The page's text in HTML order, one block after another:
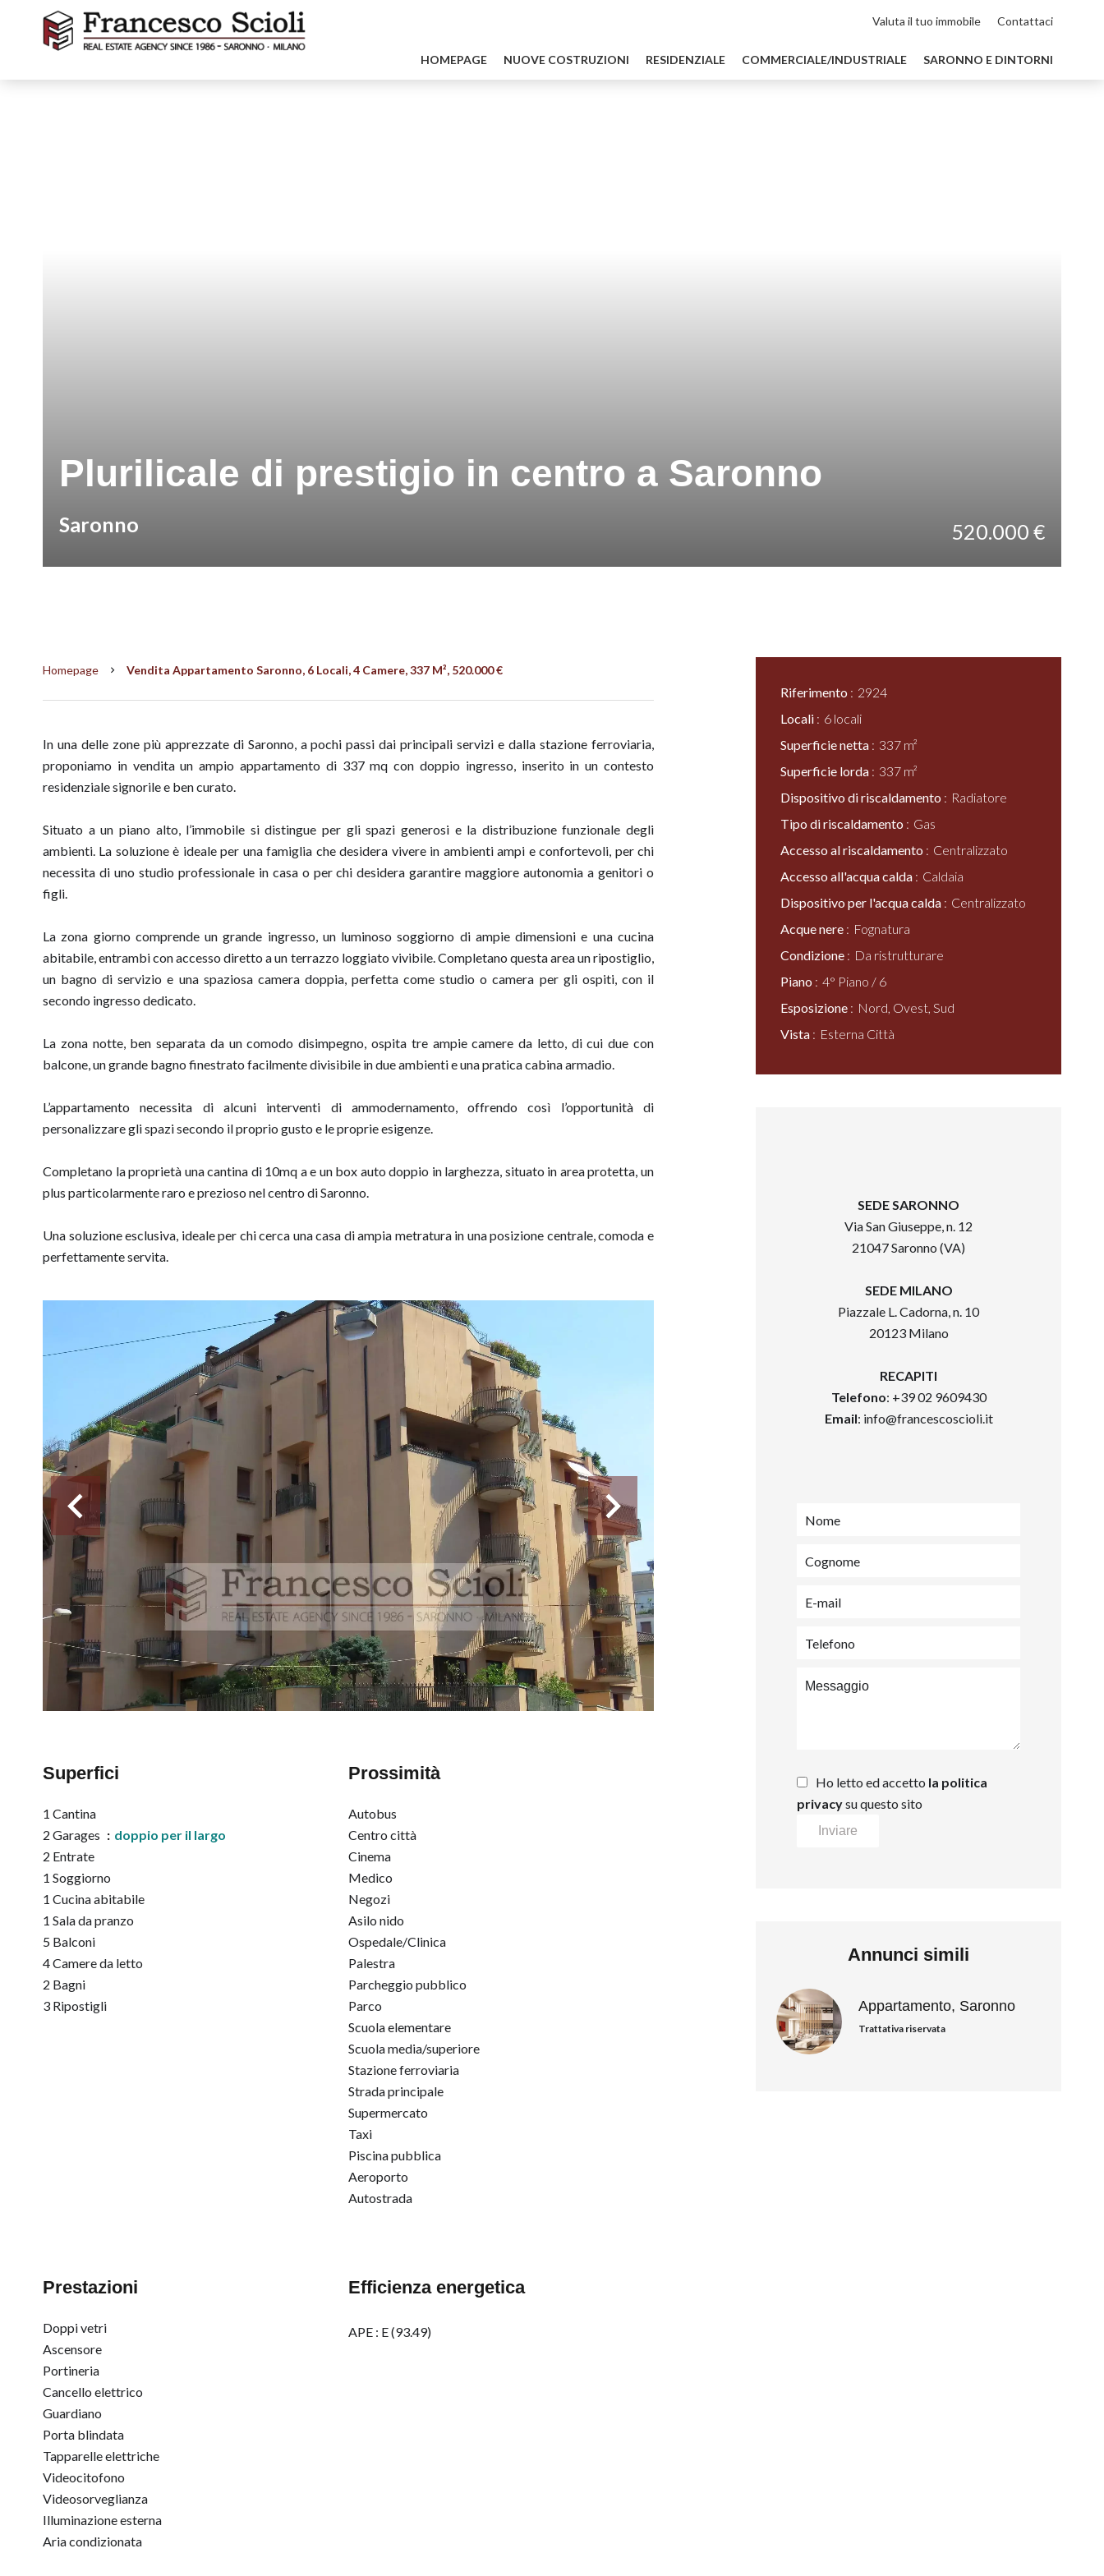
Valuta il tuo immobile Contattaci
HOMEPAGE NUOVE COSTRUZIONI RESIDENZIALE COMMERCIALE/INDUSTRIALE SARONNO E DINTORNI
Plurilicale di prestigio in centro a Saronno
Saronno 520.000 €
Homepage Vendita Appartamento Saronno, 6 Locali, 4 Camere, 337 M², 520.000 €
In una delle zone più apprezzate di Saronno, a pochi passi dai principali servizi e dalla stazione ferroviaria,
proponiamo in vendita un ampio appartamento di 337 mq con doppio ingresso, inserito in un contesto
residenziale signorile e ben curato.
Situato a un piano alto, l’immobile si distingue per gli spazi generosi e la distribuzione funzionale degli
ambienti. La soluzione è ideale per una famiglia che desidera vivere in ambienti ampi e confortevoli, per chi
necessita di uno studio professionale in casa o per chi desidera garantire maggiore autonomia a genitori o
figli.
La zona giorno comprende un grande ingresso, un luminoso soggiorno di ampie dimensioni e una cucina
abitabile, entrambi con accesso diretto a un terrazzo loggiato vivibile. Completano questa area un ripostiglio,
un bagno di servizio e una spaziosa camera doppia, perfetta come studio o camera per gli ospiti, con il
secondo ingresso dedicato.
La zona notte, ben separata da un comodo disimpegno, ospita tre ampie camere da letto, di cui due con
balcone, un grande bagno finestrato facilmente divisibile in due ambienti e una pratica cabina armadio.
L’appartamento necessita di alcuni interventi di ammodernamento, offrendo così l’opportunità di
personalizzare gli spazi secondo il proprio gusto e le proprie esigenze.
Completano la proprietà una cantina di 10mq a e un box auto doppio in larghezza, situato in area protetta, un
plus particolarmente raro e prezioso nel centro di Saronno.
Una soluzione esclusiva, ideale per chi cerca una casa di ampia metratura in una posizione centrale, comoda e
perfettamente servita.
Superfici
1 Cantina
2 Garages
doppio per il largo
2 Entrate
1 Soggiorno
1 Cucina abitabile
1 Sala da pranzo
5 Balconi
4 Camere da letto
2 Bagni
3 Ripostigli
Prossimità
Autobus
Centro città
Cinema
Medico
Negozi
Asilo nido
Ospedale/Clinica
Palestra
Parcheggio pubblico
Parco
Scuola elementare
Scuola media/superiore
Stazione ferroviaria
Strada principale
Supermercato
Taxi
Piscina pubblica
Aeroporto
Autostrada
Prestazioni
Doppi vetri
Ascensore
Portineria
Cancello elettrico
Guardiano
Porta blindata
Tapparelle elettriche
Videocitofono
Videosorveglianza
Illuminazione esterna
Aria condizionata
Efficienza energetica
APE : E (93.49)
Riferimento
2924
Locali
6 locali
Superficie netta
337 m²
Superficie lorda
337 m²
Dispositivo di riscaldamento
Radiatore
Tipo di riscaldamento
Gas
Accesso al riscaldamento
Centralizzato
Accesso all'acqua calda
Caldaia
Dispositivo per l'acqua calda
Centralizzato
Acque nere
Fognatura
Condizione
Da ristrutturare
Piano
4° Piano / 6
Esposizione
Nord, Ovest, Sud
Vista
Esterna Città
SEDE SARONNO
Via San Giuseppe, n. 12
21047 Saronno (VA)
SEDE MILANO
Piazzale L. Cadorna, n. 10
20123 Milano
RECAPITI
Telefono: +39 02 9609430
Email: info@francescoscioli.it
Ho letto ed accetto la politica
privacysu questo sito
Inviare
Annunci simili
Appartamento, Saronno
Trattativa riservata